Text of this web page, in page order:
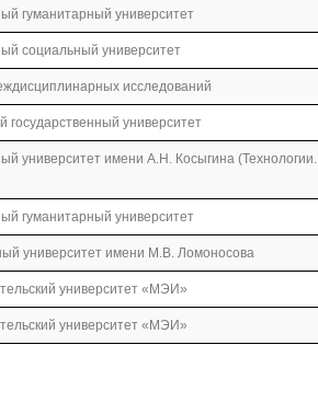
гуманитарный университет
социальный университет
исследований
государственный университет
университет имени А.Н. Косыгина (Технологии.
гуманитарный университет
университет имени М.В. Ломоносова
университет «МЭИ»
университет «МЭИ»